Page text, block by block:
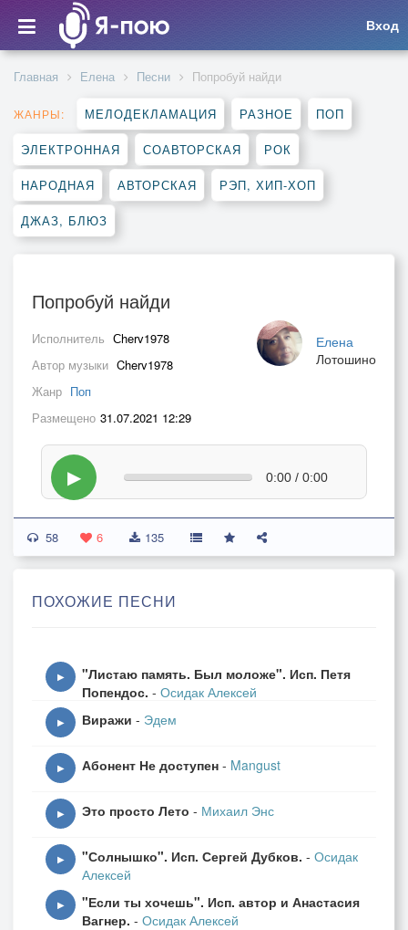
Вход
Главная Елена Песни Попробуй найди
ЖАНРЫ: МЕЛОДЕКЛАМАЦИЯ РАЗНОЕ ПОП
ЭЛЕКТРОННАЯ СОАВТОРСКАЯ РОК
НАРОДНАЯ АВТОРСКАЯ РЭП, ХИП-ХОП
ДЖАЗ, БЛЮЗ
Попробуй найди
Елена
Лотошино
Исполнитель Сherv1978
Автор музыки Cherv1978
Жанр Поп
Размещено 31.07.2021 12:29
▶ 0:00 / 0:00
58 6 135
ПОХОЖИЕ ПЕСНИ
▶
"Листаю память. Был моложе". Исп. Петя
Попендос. - Осидак Алексей
▶ Виражи - Эдем
▶ Абонент Не доступен - Mangust
▶ Это просто Лето - Михаил Энс
▶ "Солнышко". Исп. Сергей Дубков. - Осидак
Алексей
▶
"Если ты хочешь". Исп. автор и Анастасия
Вагнер. - Осидак Алексей